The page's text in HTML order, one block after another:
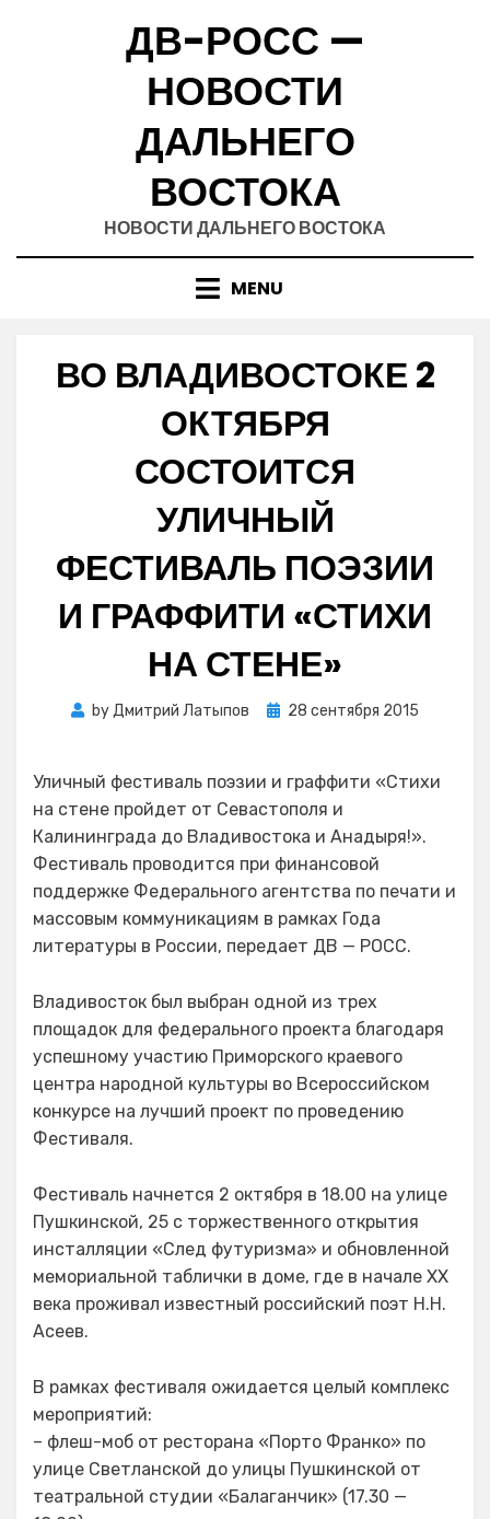
ДВ-РОСС —
НОВОСТИ
ДАЛЬНЕГО
ВОСТОКА
НОВОСТИ ДАЛЬНЕГО ВОСТОКА
MENU
ВО ВЛАДИВОСТОКЕ 2
ОКТЯБРЯ
СОСТОИТСЯ
УЛИЧНЫЙ
ФЕСТИВАЛЬ ПОЭЗИИ
И ГРАФФИТИ «СТИХИ
НА СТЕНЕ»
byДмитрий Латыпов
Posted
28 сентября 2015
Уличный фестиваль поэзии и граффити «Стихи
на стене пройдет от Севастополя и
Калининграда до Владивостока и Анадыря!».
Фестиваль проводится при финансовой
поддержке Федерального агентства по печати и
массовым коммуникациям в рамках Года
литературы в России, передает ДВ — РОСС.
Владивосток был выбран одной из трех
площадок для федерального проекта благодаря
успешному участию Приморского краевого
центра народной культуры во Всероссийском
конкурсе на лучший проект по проведению
Фестиваля.
Фестиваль начнется 2 октября в 18.00 на улице
Пушкинской, 25 с торжественного открытия
инсталляции «След футуризма» и обновленной
мемориальной таблички в доме, где в начале XX
века проживал известный российский поэт Н.Н.
Асеев.
В рамках фестиваля ожидается целый комплекс
мероприятий:
– флеш-моб от ресторана «Порто Франко» по
улице Светланской до улицы Пушкинской от
театральной студии «Балаганчик» (17.30 —